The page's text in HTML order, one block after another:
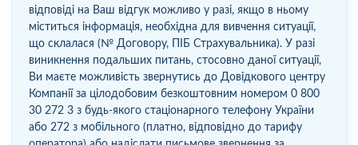
відповіді на Ваш відгук можливо у разі, якщо в ньому
міститься інформація, необхідна для вивчення ситуації,
що склалася (№ Договору, ПІБ Страхувальника). У разі
виникнення подальших питань, стосовно даної ситуації,
Ви маєте можливість звернутись до Довідкового центру
Компанії за цілодобовим безкоштовним номером 0 800
30 272 3 з будь-якого стаціонарного телефону України
або 272 з мобільного (платно, відповідно до тарифу